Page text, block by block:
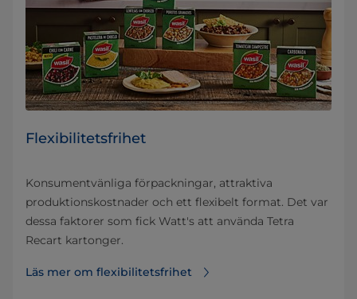
Flexibilitetsfrihet
Konsumentvänliga förpackningar, attraktiva
produktionskostnader och ett flexibelt format. Det var
dessa faktorer som fick Watt's att använda Tetra
Recart kartonger.
Läs mer om flexibilitetsfrihet